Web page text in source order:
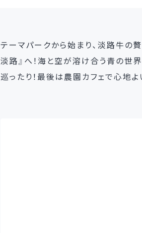
テーマパークから始まり、淡路牛の
淡路』へ！海と空が溶け合う青の世
巡ったり！最後は農園カフェで心地